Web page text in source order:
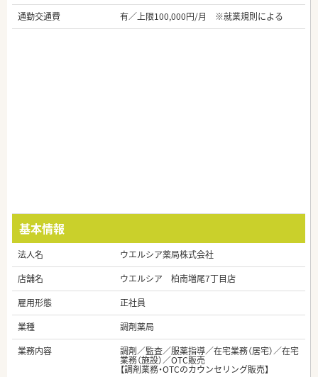
通勤交通費
有／上限100,000円/月 ※就業規則による
基本情報
法人名
ウエルシア薬局株式会社
店舗名
ウエルシア 柏南増尾7丁目店
雇用形態
正社員
業種
調剤薬局
業務内容
調剤／監査／服薬指導／在宅業務（居宅）／在宅
業務（施設）／OTC販売
【調剤業務・OTCのカウンセリング販売】